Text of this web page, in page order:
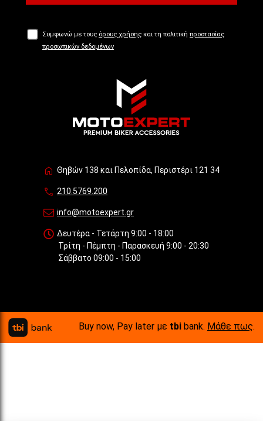
Συμφωνώ με τους όρους χρήσης και τη πολιτική προστασίας
προσωπικών δεδομένων
Θηβών 138 και Πελοπίδα, Περιστέρι 121 34
210.5769.200
info@motoexpert.gr
Δευτέρα - Τετάρτη 9:00 - 18:00
Τρίτη - Πέμπτη - Παρασκευή 9:00 - 20:30
Σάββατο 09:00 - 15:00
Buy now, Pay later με tbi bank. Μάθε πως.